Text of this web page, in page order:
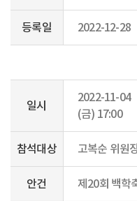
등록일 2022-12-28
일시
2022-11-04
(금) 17:00
참석대상 고복순 위원
안건 제20회 백학